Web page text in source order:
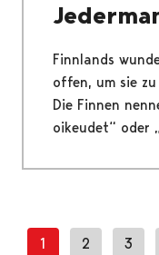
Finnlands
offen, um sie
Die Finnen
oikeudet“ oder
1 2 3